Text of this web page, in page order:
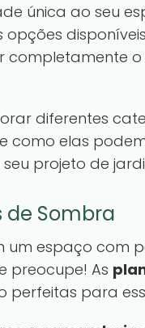
única ao seu
opções
completamente o
diferentes
como elas
projeto de
de Sombra
um espaço com
preocupe! As
perfeitas para